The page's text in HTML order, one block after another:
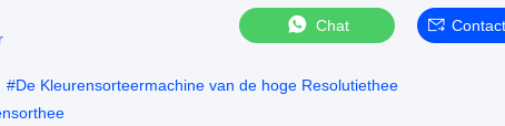
Chat
#De Kleurensorteermachine van de hoge Resolutiethee